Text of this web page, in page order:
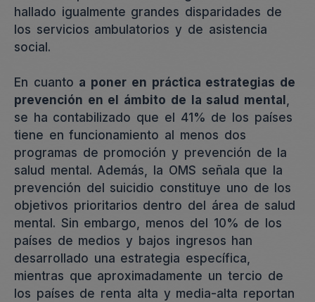
hallado igualmente grandes disparidades de
los servicios ambulatorios y de asistencia
social.
En cuanto a poner en práctica estrategias de
prevención en el ámbito de la salud mental ,
se ha contabilizado que el 41% de los países
tiene en funcionamiento al menos dos
programas de promoción y prevención de la
salud mental. Además, la OMS señala que la
prevención del suicidio constituye uno de los
objetivos prioritarios dentro del área de salud
mental. Sin embargo, menos del 10% de los
países de medios y bajos ingresos han
desarrollado una estrategia específica,
mientras que aproximadamente un tercio de
los países de renta alta y media-alta reportan